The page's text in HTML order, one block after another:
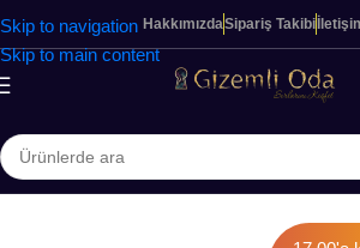
Skip to navigation
Skip to main content
HakkımızdaSipariş Takibi
Sayfa KADINLARA ÖZEL ÜRÜNLER